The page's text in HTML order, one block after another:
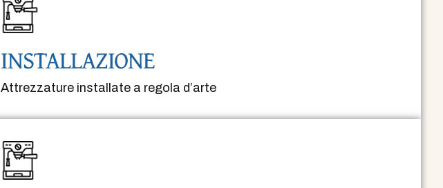
INSTALLAZIONE
Attrezzature installate a regola d’arte